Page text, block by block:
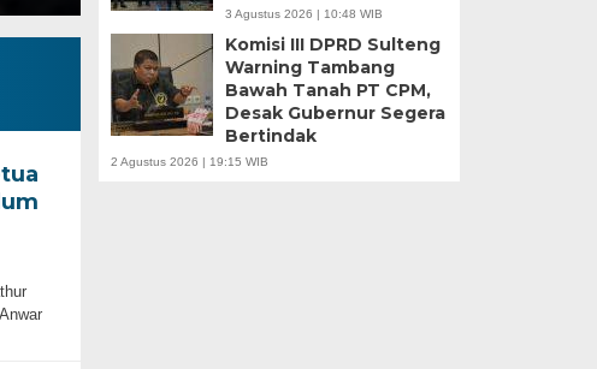
3 Agustus 2026 | 10:48 WIB
Komisi III DPRD Sulteng
Warning Tambang
Bawah Tanah PT CPM,
Desak Gubernur Segera
Bertindak
2 Agustus 2026 | 19:15 WIB